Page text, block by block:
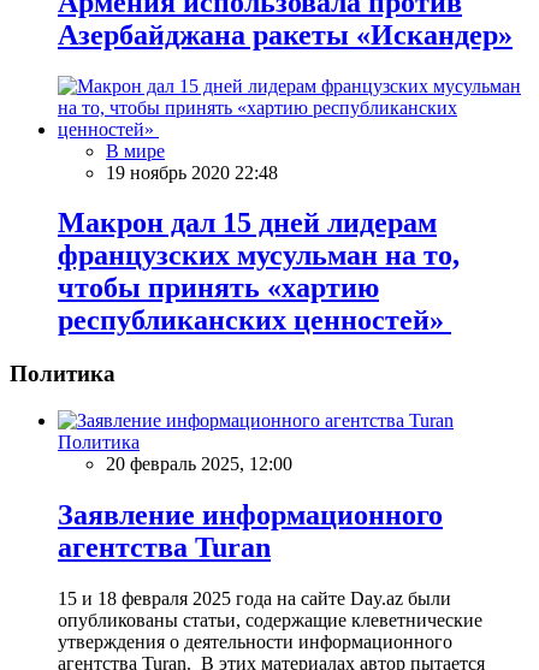
Азербайджана ракеты «Искандер»
В мире
19 ноябрь 2020 22:48
Макрон дал 15 дней лидерам
французских мусульман на то,
чтобы принять «хартию
республиканских ценностей»
Политика
Политика
20 февраль 2025, 12:00
Заявление информационного
агентства Turan
15 и 18 февраля 2025 года на сайте Day.az были
опубликованы статьи, содержащие клеветнические
утверждения о деятельности информационного
агентства Turan. В этих материалах автор пытается